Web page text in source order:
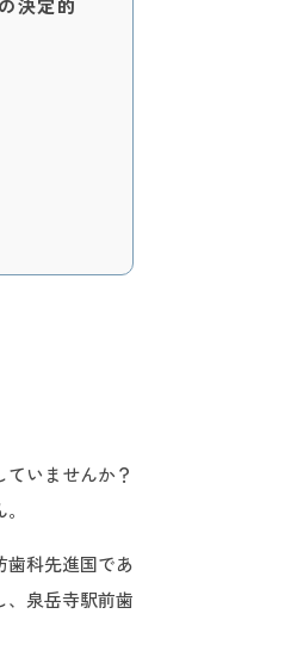
決定的
いませんか？
歯科先進国であ
、泉岳寺駅前歯